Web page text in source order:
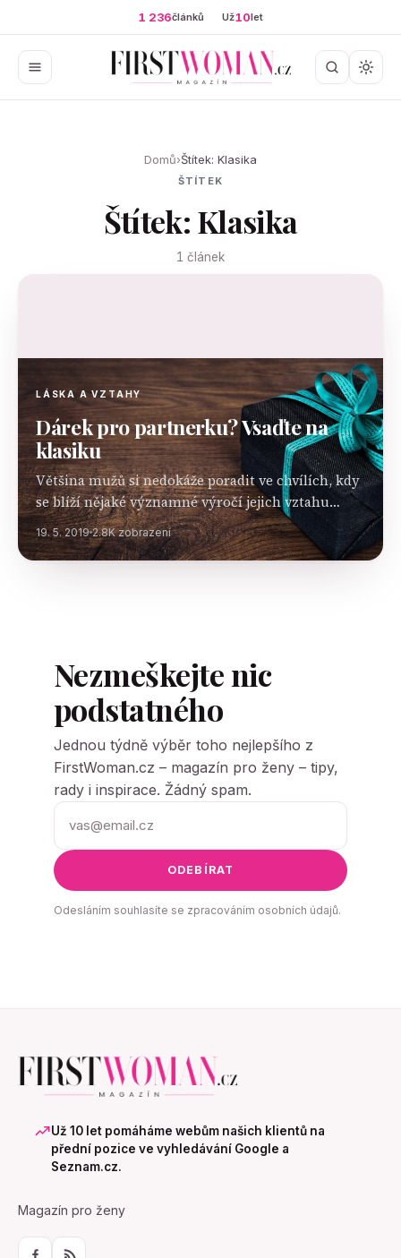
1 236článků Už10let
Domů›Štítek: Klasika
ŠTÍTEK
Štítek: Klasika
1 článek
LÁSKA A VZTAHY
Dárek pro partnerku? Vsaďte na
klasiku
Většina mužů si nedokáže poradit ve chvílích, kdy
se blíží nějaké významné výročí jejich vztahu
s partnerkou nebo oslava jejích narozenin. Není
žádným tajemstvím, že pánové nemají tolik
kreativního ducha, aby…
19. 5. 2019 2.8K zobrazení
Nezmeškejte nic
podstatného
Jednou týdně výběr toho nejlepšího z
FirstWoman.cz – magazín pro ženy – tipy,
rady i inspirace. Žádný spam.
ODEBÍRAT
Odesláním souhlasíte se zpracováním osobních údajů.
Už 10 let pomáháme webům našich klientů na
přední pozice ve vyhledávání Google a
Seznam.cz.
Magazín pro ženy